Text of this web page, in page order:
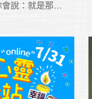
說：就是那個
了，還是會有別
同樣的情緒。原
的心。